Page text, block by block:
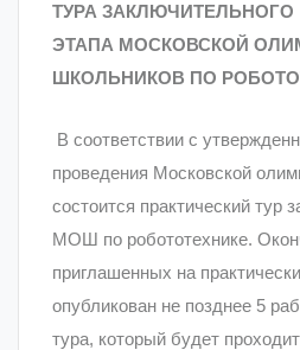
ТУРА ЗАКЛЮЧИТЕЛЬНОГО
ЭТАПА МОСКОВСКОЙ
ШКОЛЬНИКОВ ПО
В соответствии с
проведения Московской
состоится практический тур
МОШ по робототехнике.
приглашенных на
опубликован не позднее 5
тура, который будет